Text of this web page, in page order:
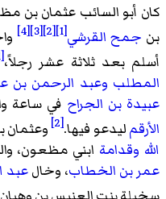
كان أبو السائب عثمان
بن جمح القرشي[1]
[2]
[3]
[4]
أسلم بعد ثلاثة عشر رجلاً،[1]
المطلب وعبد الرحمن بن
عبيدة بن الجراح في ساعة
الأرقمليدعو فيها.[2] وعثمان
الله وقدامة ابني مظعون،
عمر بن الخطاب، وخالعبد